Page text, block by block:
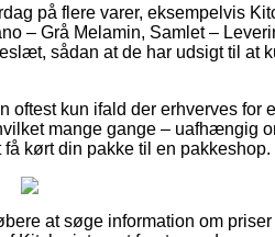
på flere varer, eksempelvis
– Grå Melamin, Samlet –
sådan at de har udsigt til at
oftest kun ifald der erhverves for
mange gange – uafhængig
kørt din pakke til en pakkeshop.
at søge information om